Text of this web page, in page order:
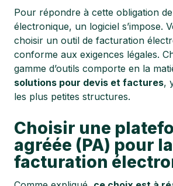
Pour répondre à cette obligation
électronique, un logiciel s’impose.
choisir un outil de facturation
conforme aux exigences légales.
gamme d’outils comporte en la
solutions pour devis et factures,
les plus petites structures.
Choisir une
agréée (PA) pour la
facturation